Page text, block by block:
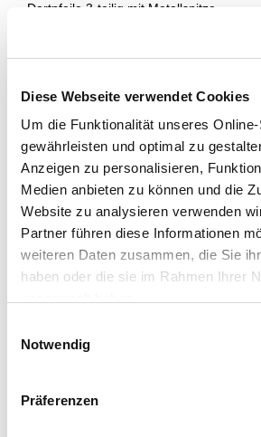
Diese Webseite verwendet Cookies
Um die Funktionalität unseres
gewährleisten und optimal zu
Anzeigen zu personalisieren,
Medien anbieten zu können und die
Website zu analysieren verwenden
Partner führen diese Informationen
weiteren Daten zusammen, die Sie
haben oder die sie im Rahmen Ihrer
Notwendig
Präferenzen
Dartpfeile 3-teilig mit Metallspitze
Lieferung nach Hause
Verfügbarkeit online: Auf Lager
Dieser Artikel kann über Abholung im
reserviert werden
Menge